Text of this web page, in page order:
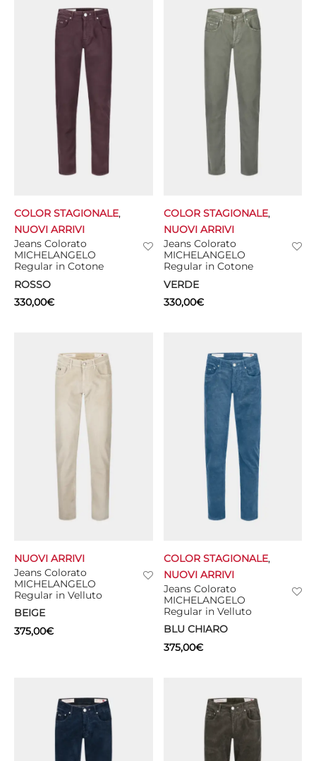
Jeans Colorato
MICHELANGELO
Regular in Cotone
ROSSO
COLOR STAGIONALE,
NUOVI ARRIVI
330,00€
Jeans Colorato
MICHELANGELO
Regular in Cotone
VERDE
COLOR STAGIONALE,
NUOVI ARRIVI
330,00€
Jeans Colorato
MICHELANGELO
Regular in Velluto
BEIGE
NUOVI ARRIVI
375,00€
Jeans Colorato
MICHELANGELO
Regular in Velluto
BLU CHIARO
COLOR STAGIONALE,
NUOVI ARRIVI
375,00€